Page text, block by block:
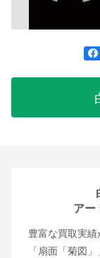
アー
豊富な買取実
「扇面「菊図